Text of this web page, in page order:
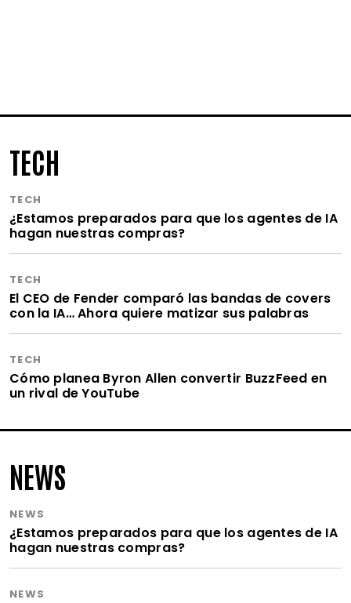
TECH
TECH
¿Estamos preparados para que los agentes de IA
hagan nuestras compras?
TECH
El CEO de Fender comparó las bandas de covers
con la IA… Ahora quiere matizar sus palabras
TECH
Cómo planea Byron Allen convertir BuzzFeed en
un rival de YouTube
NEWS
NEWS
¿Estamos preparados para que los agentes de IA
hagan nuestras compras?
NEWS